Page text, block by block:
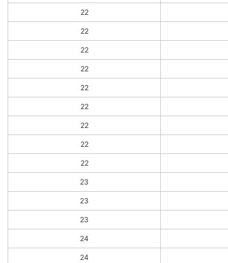
22
22
22
22
22
22
22
22
22
23
23
23
24
24